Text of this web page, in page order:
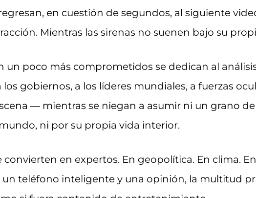
en cuestión de segundos, al siguiente
Mientras las sirenas no suenen bajo su
un poco más comprometidos se dedican al
gobiernos, a los líderes mundiales, a fuerzas
— mientras se niegan a asumir ni un grano
ni por su propia vida interior.
convierten en expertos. En geopolítica. En clima.
teléfono inteligente y una opinión, la multitud